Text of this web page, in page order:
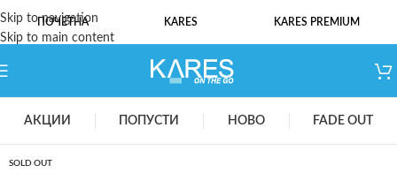
Skip to navigation
Skip to main content
ПОЧЕТНА KARES KARES PREMIUM
АКЦИИ ПОПУСТИ НОВО FADE OUT
SOLD OUT